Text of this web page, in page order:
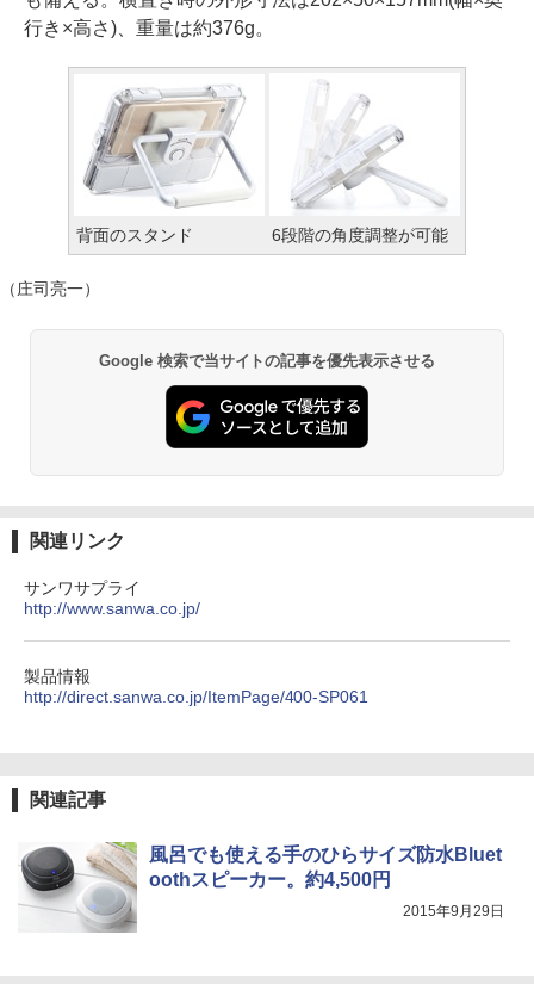
行き×高さ)、重量は約376g。
背面のスタンド 6段階の角度調整が可能
（庄司亮一）
Google 検索で当サイトの記事を優先表示させる
関連リンク
サンワサプライ
http://www.sanwa.co.jp/
製品情報
http://direct.sanwa.co.jp/ItemPage/400-SP061
関連記事
風呂でも使える手のひらサイズ防水Bluet
oothスピーカー。約4,500円
2015年9月29日